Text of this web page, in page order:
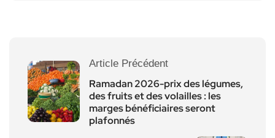
Article Précédent
Ramadan 2026-prix des légumes,
des fruits et des volailles : les
marges bénéficiaires seront
plafonnés